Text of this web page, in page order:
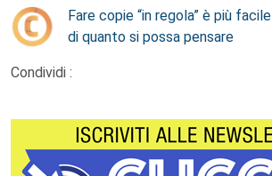
Fare copie “in regola” è più facile
di quanto si possa pensare
Condividi :